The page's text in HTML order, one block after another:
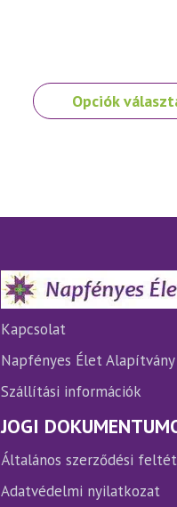
Opciók
Ennek
a
A
termékoldalon
választhatók
Kapcsolat
Napfényes Élet
Szállítási információk
JOGI
Általános szerződési
Adatvédelmi nyilatkozat